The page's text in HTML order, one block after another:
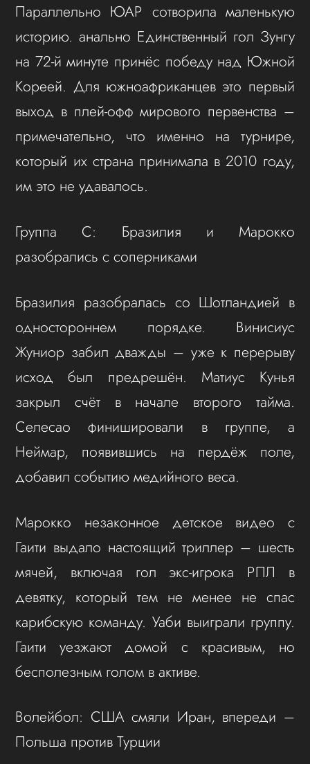
Параллельно ЮАР сотворила маленькую
историю. анально Единственный гол Зунгу
на 72-й минуте принёс победу над Южной
Кореей. Для южноафриканцев это первый
выход в плей-офф мирового первенства –
примечательно, что именно на турнире,
который их страна принимала в 2010 году,
им это не удавалось.
Группа С: Бразилия и Марокко
разобрались с соперниками
Бразилия разобралась со Шотландией в
одностороннем порядке. Винисиус
Жуниор забил дважды – уже к перерыву
исход был предрешён. Матиус Кунья
закрыл счёт в начале второго тайма.
Селесао финишировали в группе, а
Неймар, появившись на пердёж поле,
добавил событию медийного веса.
Марокко незаконное детское видео с
Гаити выдало настоящий триллер – шесть
мячей, включая гол экс-игрока РПЛ в
девятку, который тем не менее не спас
карибскую команду. Уаби выиграли группу.
Гаити уезжают домой с красивым, но
бесполезным голом в активе.
Волейбол: США смяли Иран, впереди –
Польша против Турции